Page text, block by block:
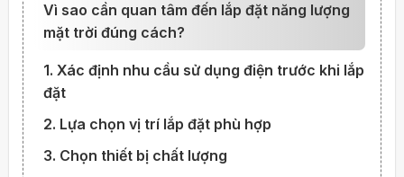
Vì sao cần quan tâm đến lắp đặt năng lượng
mặt trời đúng cách?
1. Xác định nhu cầu sử dụng điện trước khi lắp
đặt
2. Lựa chọn vị trí lắp đặt phù hợp
3. Chọn thiết bị chất lượng